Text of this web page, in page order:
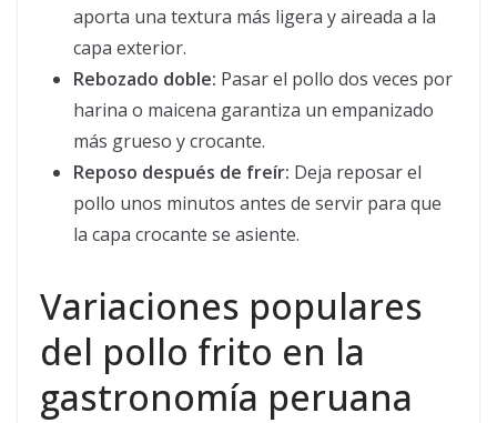
aporta una textura más ligera y aireada a la
capa exterior.
Rebozado doble: Pasar el pollo dos veces por
harina o maicena garantiza un empanizado
más grueso y crocante.
Reposo después de freír: Deja reposar el
pollo unos minutos antes de servir para que
la capa crocante se asiente.
Variaciones populares
del pollo frito en la
gastronomía peruana